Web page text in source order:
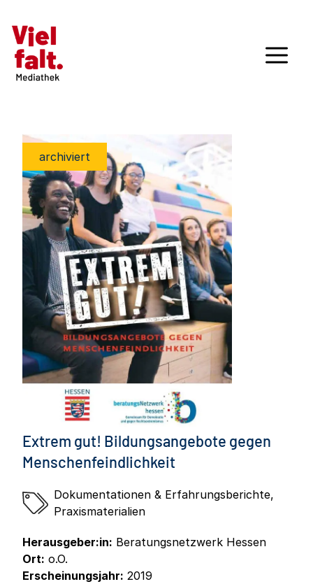
archiviert
Extrem gut! Bildungsangebote gegen
Menschenfeindlichkeit
Dokumentationen & Erfahrungsberichte,
Praxismaterialien
Herausgeber:in: Beratungsnetzwerk Hessen
Ort: o.O.
Erscheinungsjahr: 2019